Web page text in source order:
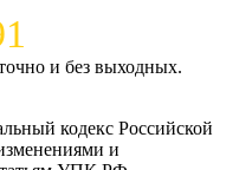
и без выходных.
кодекс Российской
и